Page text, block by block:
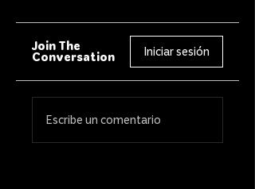
Join The
Conversation Iniciar sesión
Escribe un comentario